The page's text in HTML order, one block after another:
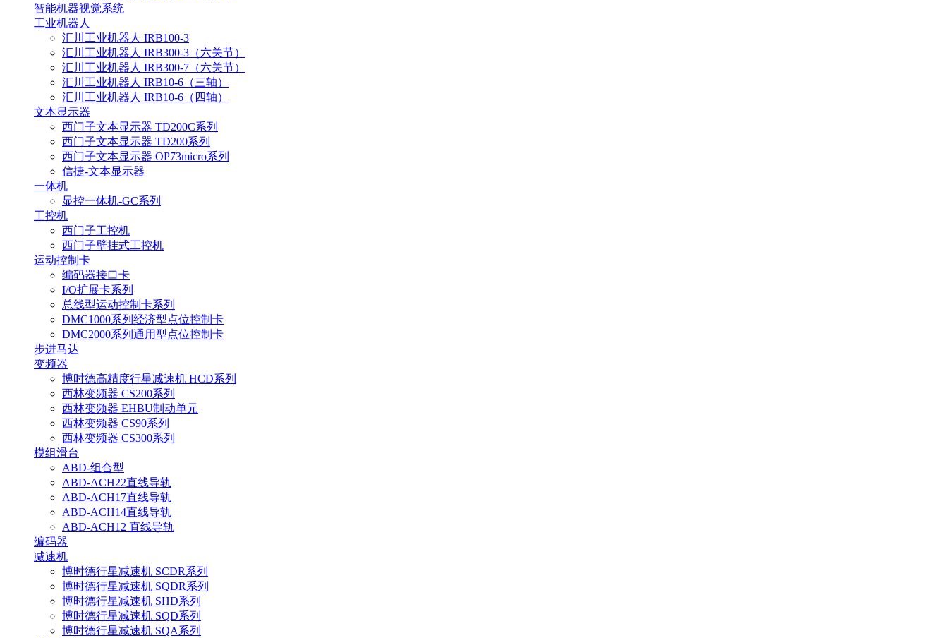
智能机器视觉系统
工业机器人
汇川工业机器人 IRB100-3
汇川工业机器人 IRB300-3（六关节）
汇川工业机器人 IRB300-7（六关节）
汇川工业机器人 IRB10-6（三轴）
汇川工业机器人 IRB10-6（四轴）
文本显示器
西门子文本显示器 TD200C系列
西门子文本显示器 TD200系列
西门子文本显示器 OP73micro系列
信捷-文本显示器
一体机
显控一体机-GC系列
工控机
西门子工控机
西门子壁挂式工控机
运动控制卡
编码器接口卡
I/O扩展卡系列
总线型运动控制卡系列
DMC1000系列经济型点位控制卡
DMC2000系列通用型点位控制卡
步进马达
变频器
博时德高精度行星减速机 HCD系列
西林变频器 CS200系列
西林变频器 EHBU制动单元
西林变频器 CS90系列
西林变频器 CS300系列
模组滑台
ABD-组合型
ABD-ACH22直线导轨
ABD-ACH17直线导轨
ABD-ACH14直线导轨
ABD-ACH12 直线导轨
编码器
减速机
博时德行星减速机 SCDR系列
博时德行星减速机 SQDR系列
博时德行星减速机 SHD系列
博时德行星减速机 SQD系列
博时德行星减速机 SQA系列